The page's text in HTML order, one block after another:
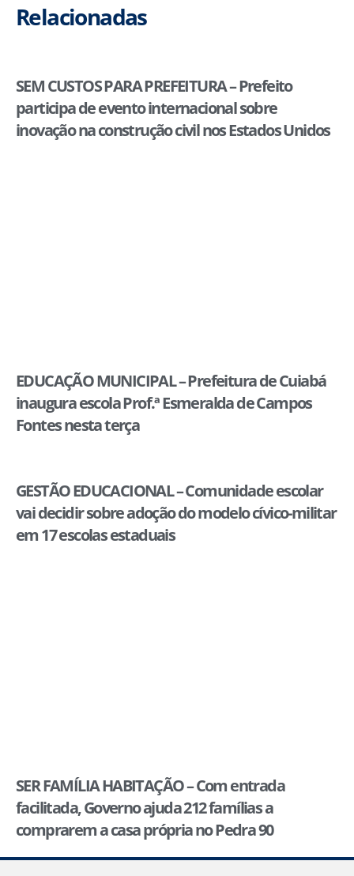
Relacionadas
SEM CUSTOS PARA PREFEITURA – Prefeito
participa de evento internacional sobre
inovação na construção civil nos Estados Unidos
EDUCAÇÃO MUNICIPAL – Prefeitura de Cuiabá
inaugura escola Prof.ª Esmeralda de Campos
Fontes nesta terça
GESTÃO EDUCACIONAL – Comunidade escolar
vai decidir sobre adoção do modelo cívico-militar
em 17 escolas estaduais
SER FAMÍLIA HABITAÇÃO – Com entrada
facilitada, Governo ajuda 212 famílias a
comprarem a casa própria no Pedra 90